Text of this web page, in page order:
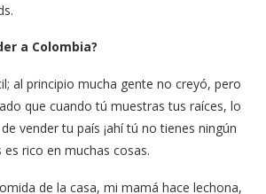
a Colombia?
al principio mucha gente no creyó, pero
que cuando tú muestras tus raíces, lo
vender tu país ¡ahí tú no tienes ningún
rico en muchas cosas.
de la casa, mi mamá hace lechona,